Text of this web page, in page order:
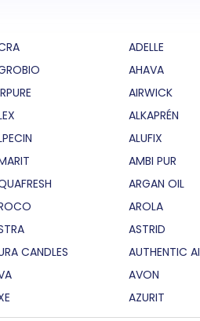
ADELLE
AHAVA
AIRWICK
ALKAPRÉN
ALUFIX
AMBI PUR
ARGAN OIL
AROLA
ASTRID
CANDLES AUTHENTIC
AVON
AZURIT